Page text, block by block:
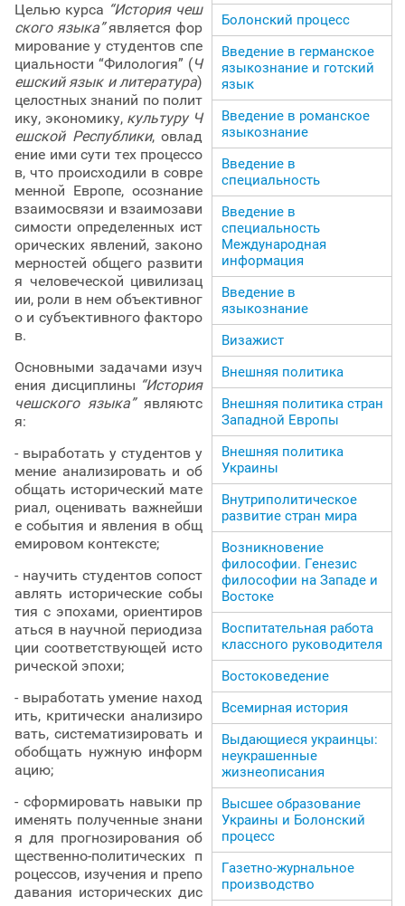
Целью курса “История чеш
ского языка”является фор
мирование у студентов спе
циальности “Филология” (Ч
ешский язык и литература)
целостных знаний по полит
ику, экономику, культуру Ч
ешской Республики, овлад
ение ими сути тех процессо
в, что происходили в совре
менной Европе, осознание
взаимосвязи и взаимозави
симости определенных ист
орических явлений, законо
мерностей общего развити
я человеческой цивилизац
ии, роли в нем объективног
о и субъективного факторо
в.
Основными задачами изуч
ения дисциплины “История
чешского языка”являютс
я:
- выработать у студентов у
мение анализировать и об
общать исторический мате
риал, оценивать важнейши
е события и явления в общ
емировом контексте;
- научить студентов сопост
авлять исторические собы
тия с эпохами, ориентиров
аться в научной периодиза
ции соответствующей исто
рической эпохи;
- выработать умение наход
ить, критически анализиро
вать, систематизировать и
обобщать нужную информ
ацию;
- сформировать навыки пр
именять полученные знани
я для прогнозирования об
щественно-политических п
роцессов, изучения и препо
давания исторических дис
Болонский процесс
Введение в германское
языкознание и готский
язык
Введение в романское
языкознание
Введение в
специальность
Введение в
специальность
Международная
информация
Введение в
языкознание
Визажист
Внешняя политика
Внешняя политика стран
Западной Европы
Внешняя политика
Украины
Внутриполитическое
развитие стран мира
Возникновение
философии. Генезис
философии на Западе и
Востоке
Воспитательная работа
классного руководителя
Востоковедение
Всемирная история
Выдающиеся украинцы:
неукрашенные
жизнеописания
Высшее образование
Украины и Болонский
процесс
Газетно-журнальное
производство